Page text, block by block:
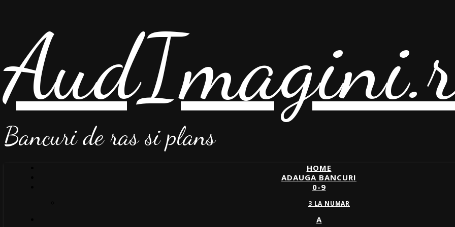
Bancuri de ras si plans
HOME
ADAUGA BANCURI
0-9
3 LA NUMAR
A